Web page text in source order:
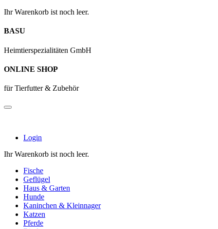
Ihr Warenkorb ist noch leer.
BASU
Heimtierspezialitäten GmbH
ONLINE SHOP
für Tierfutter & Zubehör
Login
Ihr Warenkorb ist noch leer.
Fische
Geflügel
Haus & Garten
Hunde
Kaninchen & Kleinnager
Katzen
Pferde